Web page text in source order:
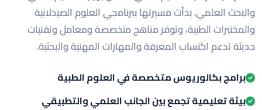
والبحث العلمي. بدأت مسيرتها ببرنامجي العلوم الصيدلانية
والمختبرات الطبية، وتوفر مناهج متخصصة ومعامل وتقنيات
حديثة تدعم اكتساب المعرفة والمهارات المهنية والبحثية.
برامج بكالوريوس متخصصة في العلوم الطبية
بيئة تعليمية تجمع بين الجانب العلمي والتطبيقي